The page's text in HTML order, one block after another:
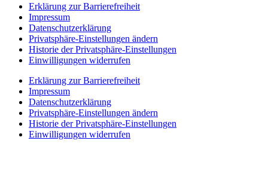
Erklärung zur Barrierefreiheit
Impressum
Datenschutzerklärung
Privatsphäre-Einstellungen ändern
Historie der Privatsphäre-Einstellungen
Einwilligungen widerrufen
Erklärung zur Barrierefreiheit
Impressum
Datenschutzerklärung
Privatsphäre-Einstellungen ändern
Historie der Privatsphäre-Einstellungen
Einwilligungen widerrufen